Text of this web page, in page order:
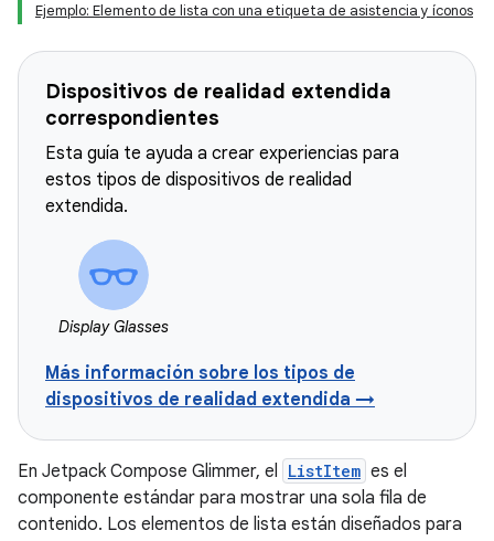
Ejemplo: Elemento de lista con una etiqueta de asistencia y íconos
Dispositivos de realidad extendida
correspondientes
Esta guía te ayuda a crear experiencias para
estos tipos de dispositivos de realidad
extendida.
Display Glasses
Más información sobre los tipos de
dispositivos de realidad extendida →
En Jetpack Compose Glimmer, el ListItem es el
componente estándar para mostrar una sola fila de
contenido. Los elementos de lista están diseñados para